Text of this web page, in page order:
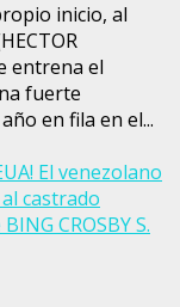
inicio, al
entrena el
fuerte
en fila en el...
El venezolano
castrado
CROSBY S.